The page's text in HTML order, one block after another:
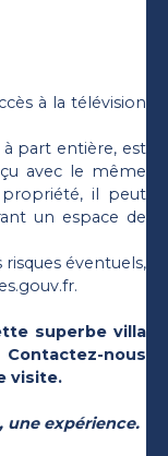
à la télévision
à part entière, est
avec le même
il peut
un espace de
éventuels,
superbe villa
nous
visite.
une expérience.